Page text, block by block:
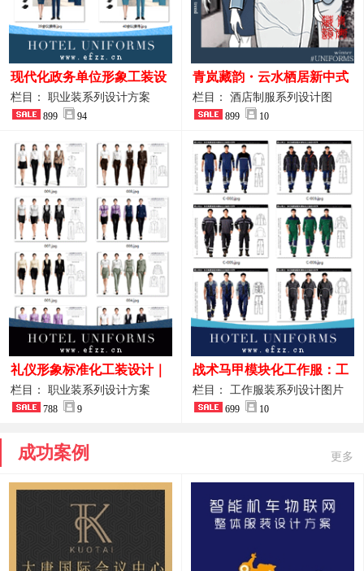
现代化政务单位形象工装设
计｜国风会务接待西装制服
整套方案
栏目： 职业装系列设计方案
899 94
青岚藏韵・云水栖居新中式
酒店全岗位制服设计原创作
品图
栏目： 酒店制服系列设计图
899 10
礼仪形象标准化工装设计｜
高端服务业仪态塑造专属职
业装系列
栏目： 职业装系列设计方案
788 9
战术马甲模块化工作服：工
程巡检与设备调试岗位的多
功能收纳设计
栏目： 工作服装系列设计图片
699 10
成功案例 更多